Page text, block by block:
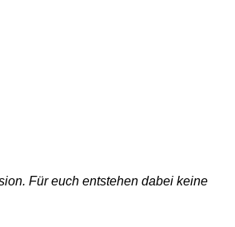
Für euch entstehen dabei keine